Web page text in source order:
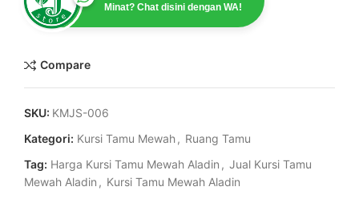
Minat? Chat disini dengan WA!
Compare
SKU: KMJS-006
Kategori: Kursi Tamu Mewah, Ruang Tamu
Tag: Harga Kursi Tamu Mewah Aladin , Jual Kursi Tamu
Mewah Aladin , Kursi Tamu Mewah Aladin